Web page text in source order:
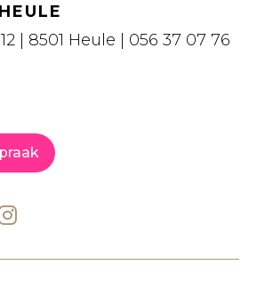
| 8501 Heule | 056 37 07 76